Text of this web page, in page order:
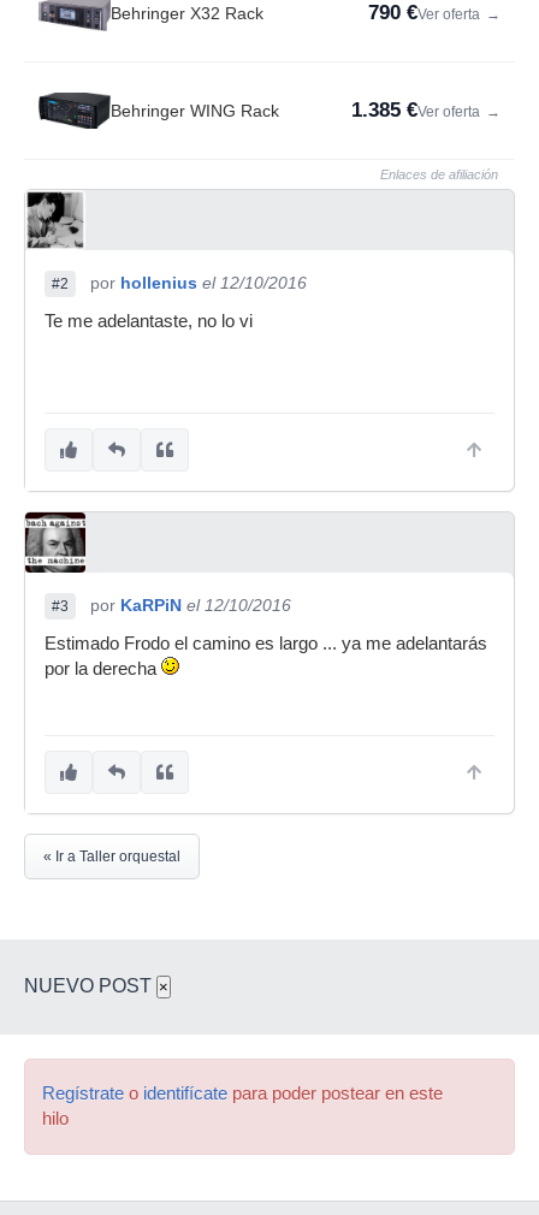
Behringer X32 Rack 790 €Ver oferta →
Behringer WING Rack 1.385 €Ver oferta →
Enlaces de afiliación
#2 por hollenius el 12/10/2016
Te me adelantaste, no lo vi
#3 por KaRPiN el 12/10/2016
Estimado Frodo el camino es largo ... ya me adelantarás
por la derecha
« Ir a Taller orquestal
NUEVO POST ×
Regístrate o identifícate para poder postear en este
hilo